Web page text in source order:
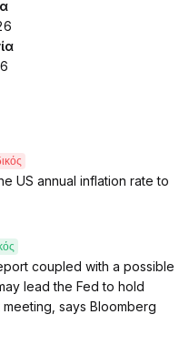
US annual inflation rate to
coupled with a possible
lead the Fed to hold
says Bloomberg